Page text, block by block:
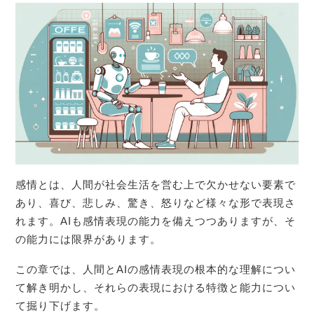
感情とは、人間が社会生活を営む上で欠かせない要素で
あり、喜び、悲しみ、驚き、怒りなど様々な形で表現さ
れます。AIも感情表現の能力を備えつつありますが、そ
の能力には限界があります。
この章では、人間とAIの感情表現の根本的な理解につい
て解き明かし、それらの表現における特徴と能力につい
て掘り下げます。